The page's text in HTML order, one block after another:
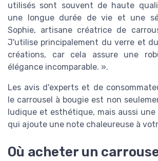
utilisés sont souvent de haute
une longue durée de vie et une
Sophie, artisane créatrice de
J'utilise principalement du verre et
créations, car cela assure une
élégance incomparable. ».
Les avis d'experts et de
le carrousel à bougie est non
ludique et esthétique, mais aussi
qui ajoute une note chaleureuse à
Où acheter un